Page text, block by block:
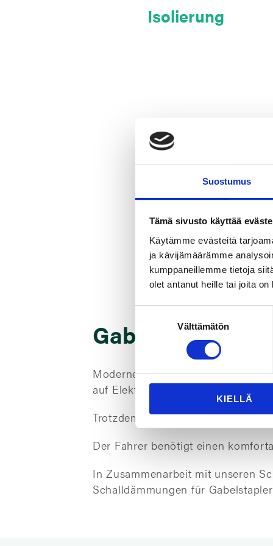
Suostumus
Tämä sivusto käyttää
Käytämme evästeitä
ja kävijämäärämme
kumppaneillemme tietoja
olet antanut heille tai joita
Välttämätön
KIELLÄ
Isolierung
Gabelstapler
Moderne Gabelstapler sind
auf Elektroantrieb umgestellt.
Trotzdem sind die
Der Fahrer benötigt einen
In Zusammenarbeit mit unseren
Schalldämmungen für